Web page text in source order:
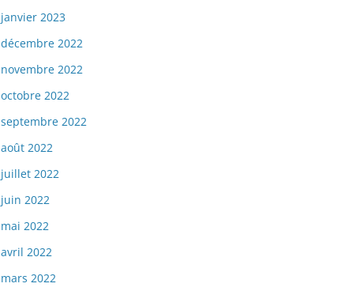
janvier 2023
décembre 2022
novembre 2022
octobre 2022
septembre 2022
août 2022
juillet 2022
juin 2022
mai 2022
avril 2022
mars 2022